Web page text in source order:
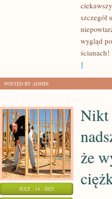
szczegół
wygląd
]
POSTED BY ADMIN
JULY - 14 - 2025
Nikt
że